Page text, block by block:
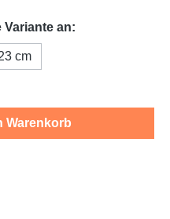
an:
cm
Wert ein
Warenkorb